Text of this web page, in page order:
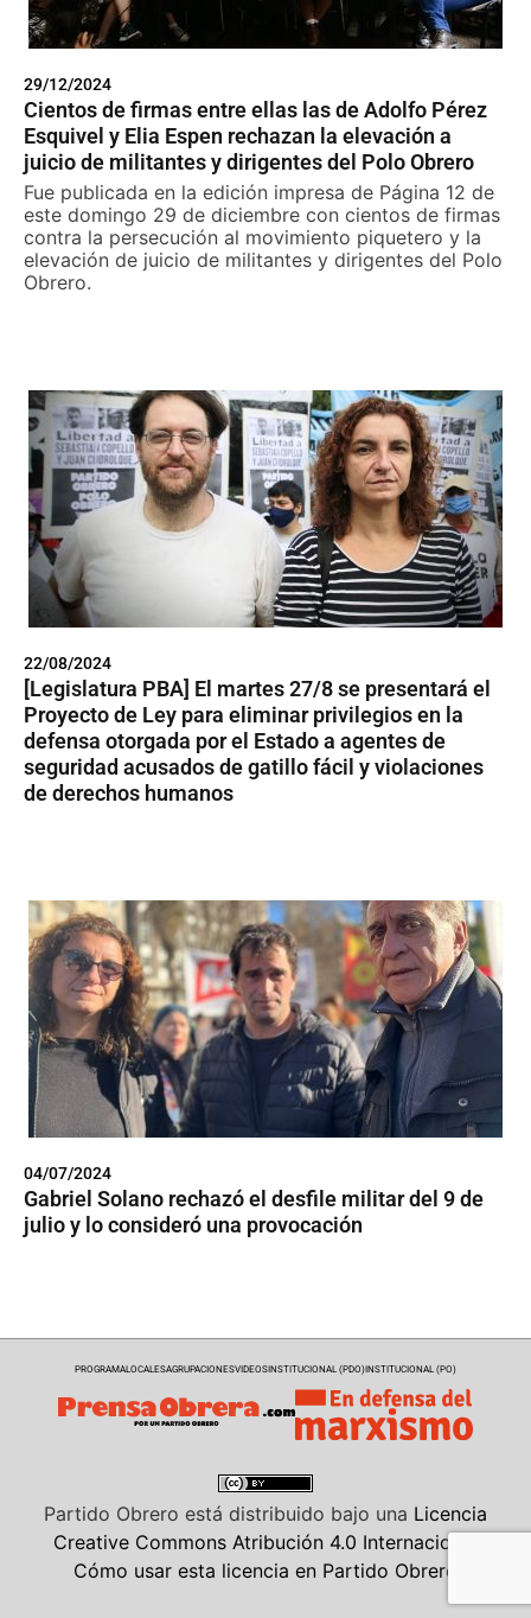
29/12/2024
Cientos de firmas entre ellas las de Adolfo Pérez
Esquivel y Elia Espen rechazan la elevación a
juicio de militantes y dirigentes del Polo Obrero
Fue publicada en la edición impresa de Página 12 de
este domingo 29 de diciembre con cientos de firmas
contra la persecución al movimiento piquetero y la
elevación de juicio de militantes y dirigentes del Polo
Obrero.
22/08/2024
[Legislatura PBA] El martes 27/8 se presentará el
Proyecto de Ley para eliminar privilegios en la
defensa otorgada por el Estado a agentes de
seguridad acusados de gatillo fácil y violaciones
de derechos humanos
04/07/2024
Gabriel Solano rechazó el desfile militar del 9 de
julio y lo consideró una provocación
PROGRAMALOCALESAGRUPACIONESVIDEOSINSTITUCIONAL (PDO)INSTITUCIONAL (PO)
Partido Obrero está distribuido bajo una Licencia
Creative Commons Atribución 4.0 Internacional
Cómo usar esta licencia en Partido Obrero